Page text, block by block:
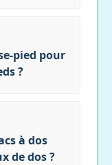
pied pour
?
à dos
de dos ?